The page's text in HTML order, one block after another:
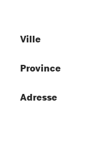
Ville
Province
Adresse